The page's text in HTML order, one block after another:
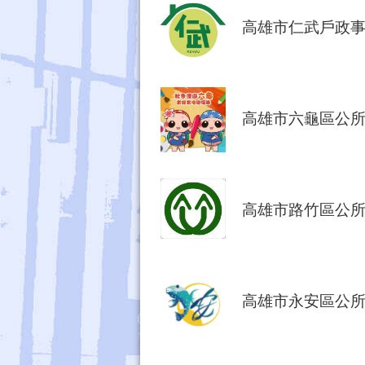
高雄市仁武戶政
高雄市六龜區公所
高雄市路竹區公所
高雄市永安區公所